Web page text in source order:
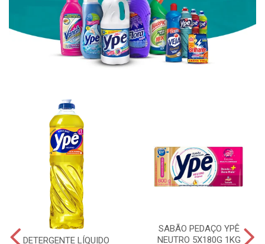
DETERGENTE LÍQUIDO
SABÃO PEDAÇO YPÊ
NEUTRO 5X180G 1KG